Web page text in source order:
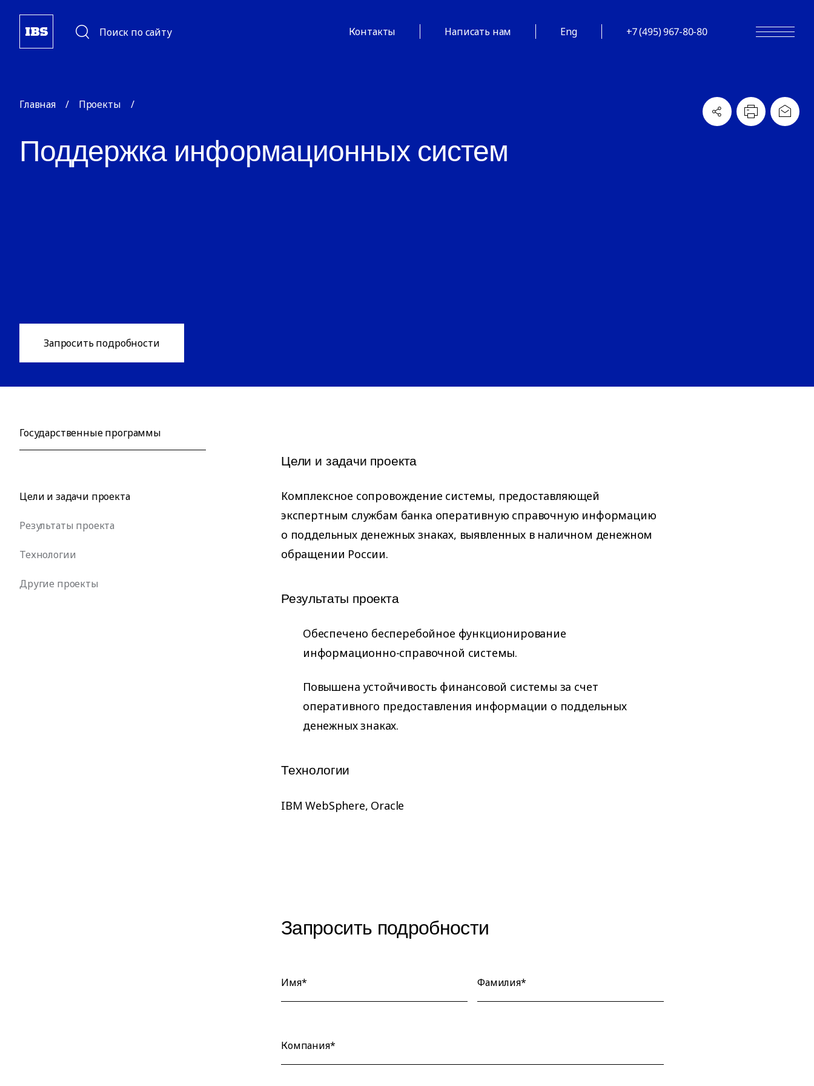
Поиск по сайту Контакты Написать нам Eng +7 (495) 967-80-80
Главная / Проекты /
Поддержка информационных систем
Запросить подробности
Государственные программы
Цели и задачи проекта
Результаты проекта
Технологии
Другие проекты
Цели и задачи проекта
Комплексное сопровождение системы, предоставляющей
экспертным службам банка оперативную справочную информацию
о поддельных денежных знаках, выявленных в наличном денежном
обращении России.
Результаты проекта
Обеспечено бесперебойное функционирование
информационно-справочной системы.
Повышена устойчивость финансовой системы за счет
оперативного предоставления информации о поддельных
денежных знаках.
Технологии
IBM WebSphere, Oracle
Запросить подробности
Имя* Фамилия*
Компания*